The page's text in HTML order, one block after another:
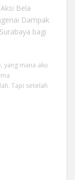
Bela
Dampak
bagi
yang mana aku
Tapi setelah